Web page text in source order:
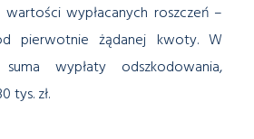
wypłacanych roszczeń –
pierwotnie żądanej kwoty. W
wypłaty odszkodowania,
tys. zł.